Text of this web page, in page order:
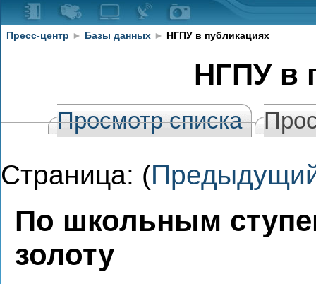
Пресс-центр ► Базы данных ► НГПУ в публикациях
НГПУ в
Просмотр списка
Страница: (
По школьным
золоту